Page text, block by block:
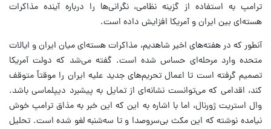
ترامپ به استفاده از گزینه نظامی، نگرانی‌ها را درباره آینده مذاکرات
هسته‌ای بین ایران و آمریکا افزایش داده است.
آنطور که در هفته‌های اخیر شاهدیم، مذاکرات هسته‌ای میان ایران و ایالات
متحده وارد مرحله‌ای حساس شده است. گفته می‌شد که دولت آمریکا
تصمیم گرفته است تا اعمال تحریم‌های جدید علیه ایران را موقتاً متوقف
کند، اقدامی که می‌توانست نشانه‌ای از تمایل به پیشبرد دیپلماسی باشد.
وال استریت ژورنال، اما با اشاره به این که این خبر به مذاق ترامپ خوش
نیامده نوشته که این مکث بی‌سروصدا و تا سه‌شنبه لغو شده است. تحلیل